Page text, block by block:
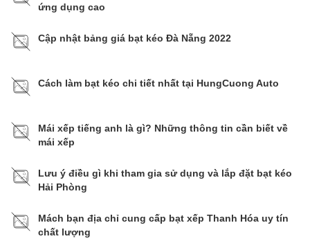
ứng dụng cao
Cập nhật bảng giá bạt kéo Đà Nẵng 2022
Cách làm bạt kéo chi tiết nhất tại HungCuong Auto
Mái xếp tiếng anh là gì? Những thông tin cần biết về
mái xếp
Lưu ý điều gì khi tham gia sử dụng và lắp đặt bạt kéo
Hải Phòng
Mách bạn địa chỉ cung cấp bạt xếp Thanh Hóa uy tín
chất lượng